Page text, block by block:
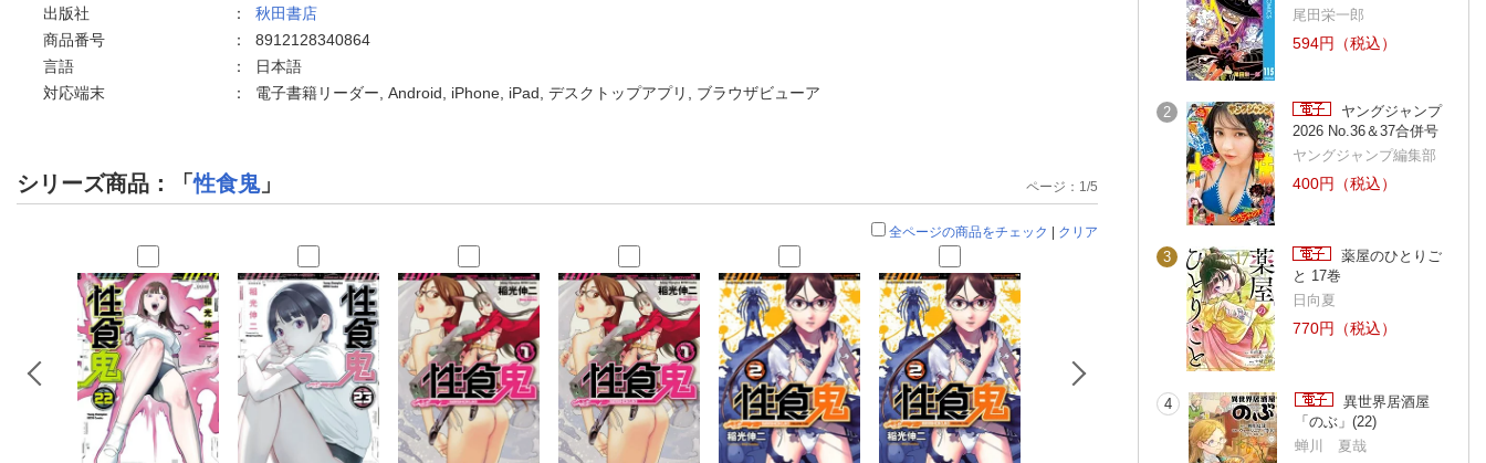
出版社
： 秋田書店
商品番号
： 8912128340864
言語
：
日本語
対応端末
： 電子書籍リーダー, Android, iPhone, iPad, デスクトップアプリ, ブラウザビューア
シリーズ商品：「性食鬼」 ページ：1/5
全ページの商品をチェック クリア
尾田栄一郎
594円（税込）
2
ヤングジャンプ
2026 No.36＆37合併号
ヤングジャンプ編集部
400円（税込）
3
薬屋のひとりご
と 17巻
日向夏
770円（税込）
4
異世界居酒屋
「のぶ」(22)
蝉川 夏哉